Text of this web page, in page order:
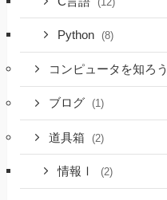
Python (8)
コンピュータを知ろう
ブログ (1)
道具箱 (2)
情報Ⅰ (2)